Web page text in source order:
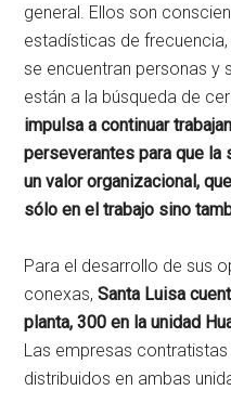
general. Ellos son
estadísticas de
se encuentran personas y
están a la búsqueda de
impulsa a continuar
perseverantes para que
un valor organizacional,
sólo en el trabajo sino
Para el desarrollo de sus
conexas, Santa Luisa
planta, 300 en la unidad
Las empresas
distribuidos en ambas